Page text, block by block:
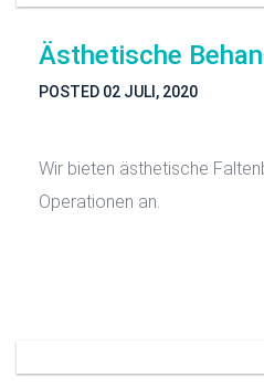
Ästhetische
POSTED 02 JULI, 2020
Wir bieten ästhetische
Operationen an.